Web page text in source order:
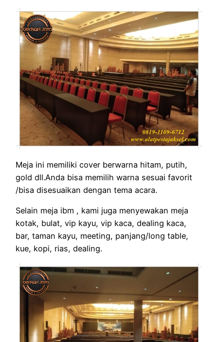
Meja ini memiliki cover berwarna hitam, putih,
gold dll.Anda bisa memilih warna sesuai favorit
/bisa disesuaikan dengan tema acara.
Selain meja ibm , kami juga menyewakan meja
kotak, bulat, vip kayu, vip kaca, dealing kaca,
bar, taman kayu, meeting, panjang/long table,
kue, kopi, rias, dealing.